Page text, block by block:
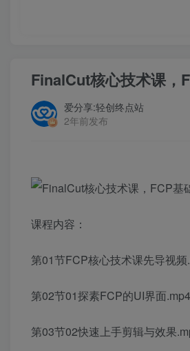
FinalCut核心技术课，
爱分享:轻创终点站
2年前发布
课程内容：
第01节FCP核心技术课先导视频
第02节01探素FCP的UI界面.mp4
第03节02快速上手剪辑与效果